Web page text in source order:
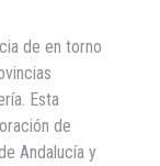
de en torno
Esta
de
Andalucía y